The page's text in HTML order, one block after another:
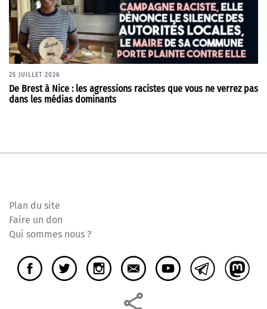
25 JUILLET 2026
De Brest à Nice : les agressions racistes que vous ne verrez pas
dans les médias dominants
Plan du site
Faire un don
Qui sommes nous ?